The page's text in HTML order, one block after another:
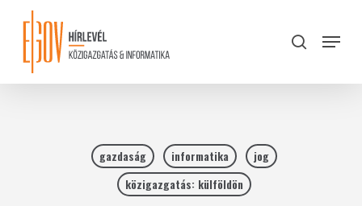
content
search
Menu
gazdaság informatika
jog
közigazgatás: külföldön
Close